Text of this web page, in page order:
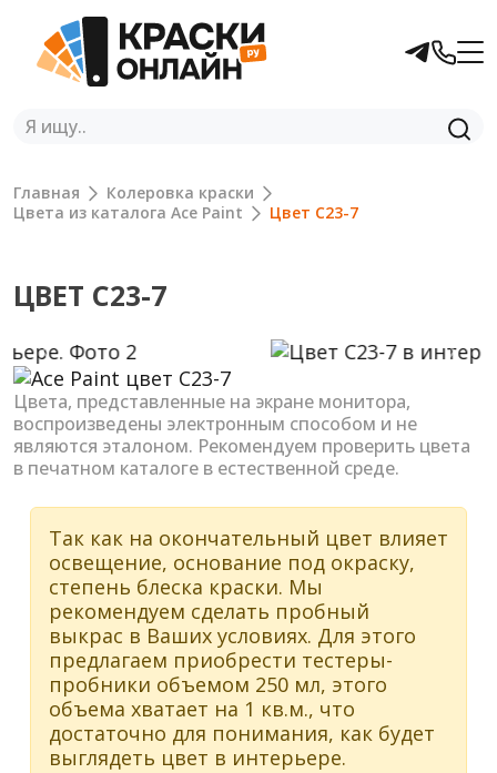
Главная
Колеровка краски
Цвета из каталога Ace Paint
Цвет C23-7
ЦВЕТ C23-7
Previous Next
Цвета, представленные на экране монитора,
воспроизведены электронным способом и не
являются эталоном. Рекомендуем проверить цвета
в печатном каталоге в естественной среде.
Так как на окончательный цвет влияет
освещение, основание под окраску,
степень блеска краски. Мы
рекомендуем сделать пробный
выкрас в Ваших условиях. Для этого
предлагаем приобрести тестеры-
пробники объемом 250 мл, этого
объема хватает на 1 кв.м., что
достаточно для понимания, как будет
выглядеть цвет в интерьере.